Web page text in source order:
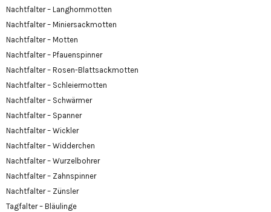
Nachtfalter – Langhornmotten
Nachtfalter – Miniersackmotten
Nachtfalter – Motten
Nachtfalter – Pfauenspinner
Nachtfalter – Rosen-Blattsackmotten
Nachtfalter – Schleiermotten
Nachtfalter – Schwärmer
Nachtfalter – Spanner
Nachtfalter – Wickler
Nachtfalter – Widderchen
Nachtfalter – Wurzelbohrer
Nachtfalter – Zahnspinner
Nachtfalter – Zünsler
Tagfalter – Bläulinge